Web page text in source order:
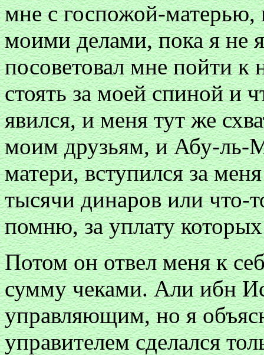
мне с госпожой-матерью,
моими делами, пока я не
посоветовал мне пойти к
стоять за моей спиной и
явился, и меня тут же
моим друзьям, и Абу-ль-
матери, вступился за
тысячи динаров или что-
помню, за уплату
Потом он отвел меня к
сумму чеками. Али ибн
управляющим, но я
управителем сделался